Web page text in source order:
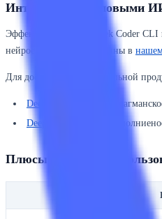
Интеграция с топовыми
Эффективность DeepSeek Coder
нейросетей всегда доступны в
Для достижения максимальной
DeepSeek V4 Pro
—
DeepSeek V4 Flash
—
Плюсы и минусы